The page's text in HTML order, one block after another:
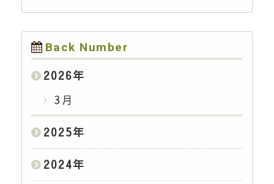
Back Number
2026年
3月
2025年
2024年